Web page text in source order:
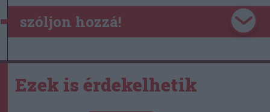
szóljon hozzá!
Ezek is érdekelhetik